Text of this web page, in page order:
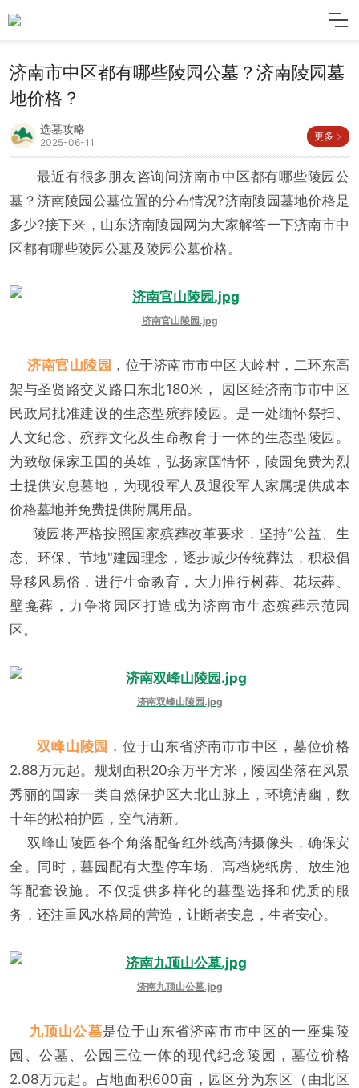
济南市中区都有哪些陵园公墓？济南陵园墓
地价格？
选墓攻略
2025-06-11
更多
最近有很多朋友咨询问济南市中区都有哪些陵园公
墓？济南陵园公墓位置的分布情况?济南陵园墓地价格是
多少?接下来，山东济南陵园网为大家解答一下济南市中
区都有哪些陵园公墓及陵园公墓价格。
济南官山陵园.jpg
济南官山陵园 ，位于济南市市中区大岭村，二环东高
架与圣贤路交叉路口东北180米， 园区经济南市市中区
民政局批准建设的生态型殡葬陵园。是一处缅怀祭扫、
人文纪念、殡葬文化及生命教育于一体的生态型陵园。
为致敬保家卫国的英雄，弘扬家国情怀，陵园免费为烈
士提供安息墓地，为现役军人及退役军人家属提供成本
价格墓地并免费提供附属用品。
陵园将严格按照国家殡葬改革要求，坚持“公益、生
态、环保、节地"建园理念，逐步减少传统葬法，积极倡
导移风易俗，进行生命教育，大力推行树葬、花坛葬、
壁龛葬，力争将园区打造成为济南市生态殡葬示范园
区。
济南双峰山陵园.jpg
双峰山陵园 ，位于山东省济南市市中区，墓位价格
2.88万元起。规划面积20余万平方米，陵园坐落在风景
秀丽的国家一类自然保护区大北山脉上，环境清幽，数
十年的松柏护园，空气清新。
双峰山陵园各个角落配备红外线高清摄像头，确保安
全。同时，墓园配有大型停车场、高档烧纸房、放生池
等配套设施。不仅提供多样化的墓型选择和优质的服
务，还注重风水格局的营造，让断者安息，生者安心。
济南九顶山公墓.jpg
九顶山公墓是位于山东省济南市市中区的一座集陵
园、公墓、公园三位一体的现代纪念陵园，墓位价格
2.08万元起。占地面积600亩，园区分为东区（由北区